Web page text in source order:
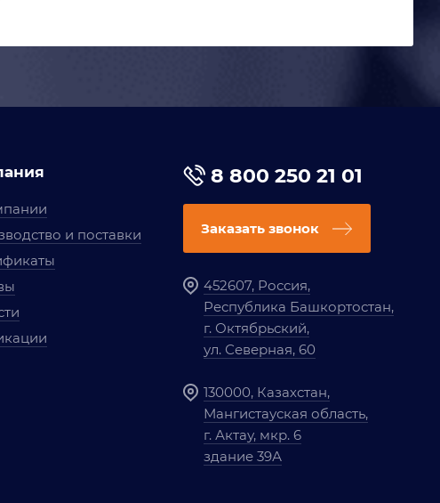
и поставки
8 800 250 21 01
Заказать звонок
452607, Россия,
Республика Башкортостан,
г. Октябрьский,
ул. Северная, 60
130000, Казахстан,
Мангистауская область,
г. Актау, мкр. 6
здание 39А